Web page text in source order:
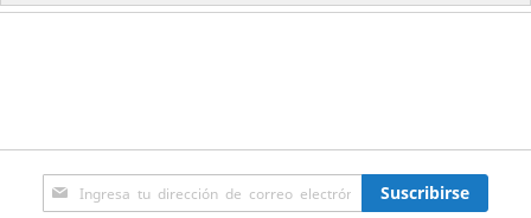
Inscríbase
a
Suscribirse